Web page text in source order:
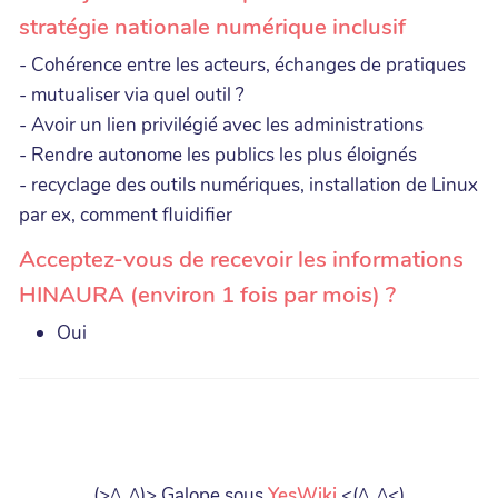
stratégie nationale numérique inclusif
- Cohérence entre les acteurs, échanges de pratiques
- mutualiser via quel outil ?
- Avoir un lien privilégié avec les administrations
- Rendre autonome les publics les plus éloignés
- recyclage des outils numériques, installation de Linux
par ex, comment fluidifier
Acceptez-vous de recevoir les informations
HINAURA (environ 1 fois par mois) ?
Oui